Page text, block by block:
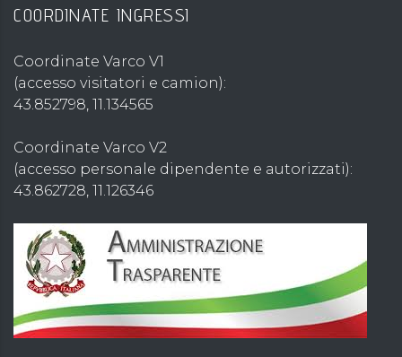
COORDINATE INGRESSI
Coordinate Varco V1
(accesso visitatori e camion):
43.852798, 11.134565
Coordinate Varco V2
(accesso personale dipendente e autorizzati):
43.862728, 11.126346